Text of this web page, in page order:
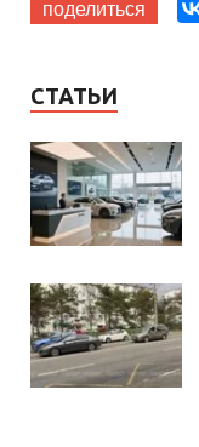
поделиться
СТАТЬИ